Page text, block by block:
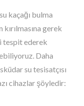
kaçağı bulma
gerek
tespit ederek
Daha
su tesisatçısı
cihazlar şöyledir: